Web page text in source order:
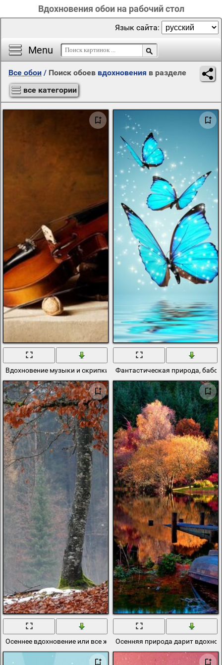
Вдохновения обои на рабочий стол
Menu
Язык сайта:
Все обои / Поиск обоев вдохновения в разделе
все категории
Вдохновение музыки и скрипки это прекрасноФантастическая природа,
Осеннее вдохновение или все же одиночество
Осенняя природа дарит